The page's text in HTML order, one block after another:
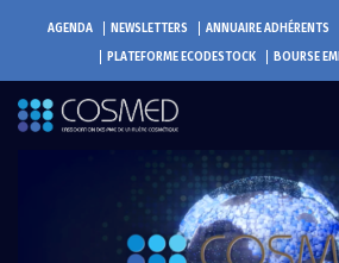
AGENDA NEWSLETTERS ANNUAIRE ADHÉRENTS
PLATEFORME ECODESTOCK BOURSE